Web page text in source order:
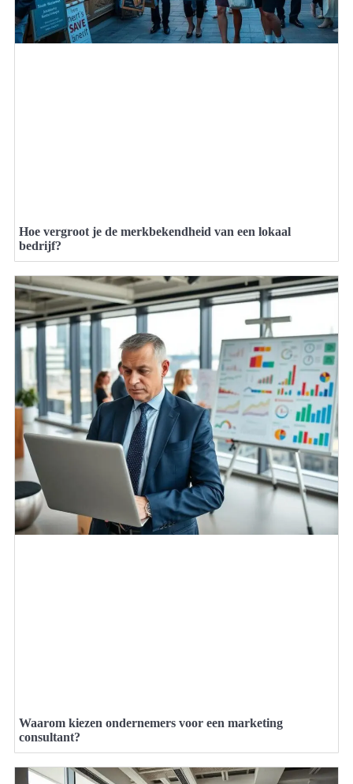
Hoe vergroot je de merkbekendheid van een lokaal
bedrijf?
Waarom kiezen ondernemers voor een marketing
consultant?